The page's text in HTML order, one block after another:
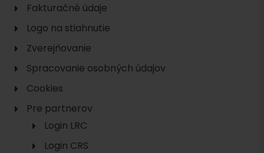
Fakturačné údaje
Logo na stiahnutie
Zverejňovanie
Spracovanie osobných údajov
Cookies
Pre partnerov
Login LRC
Login CRS